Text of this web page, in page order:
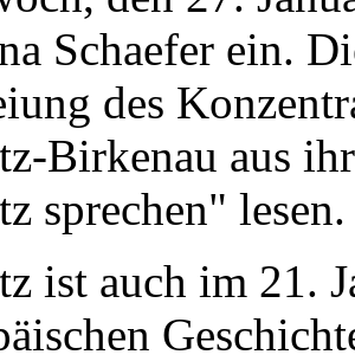
Schaefer ein.
des
Birkenau aus
sprechen" lesen.
ist auch im 21.